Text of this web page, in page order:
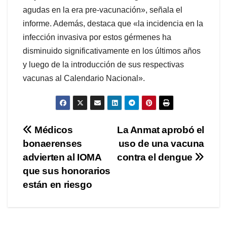
agudas en la era pre-vacunación», señala el
informe. Además, destaca que «la incidencia en la
infección invasiva por estos gérmenes ha
disminuido significativamente en los últimos años
y luego de la introducción de sus respectivas
vacunas al Calendario Nacional».
Navegación
de
entradas
La Anmat aprobó el
uso de una vacuna
contra el dengue
Médicos
bonaerenses
advierten al IOMA
que sus honorarios
están en riesgo